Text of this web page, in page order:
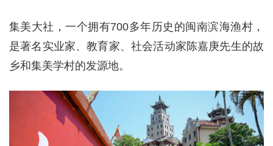
集美大社，一个拥有700多年历史的闽南滨海渔村，
是著名实业家、教育家、社会活动家陈嘉庚先生的故
乡和集美学村的发源地。